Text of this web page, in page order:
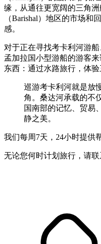
缘，从通往更宽阔的三角
（Barishal）地区的市场和
感。
对于正在寻找考卡利河游
孟加拉国小型游船的游客
东西：通过水路旅行，体验
巡游考卡利河就是放
角。桑达河承载的不
国南部的记忆、贸易
静之美。
我们每周7天，24小时提供
无论您何时计划旅行，请联